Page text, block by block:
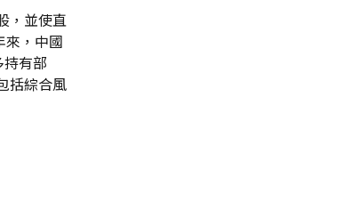
，並使直
來，中國
有部
括綜合風